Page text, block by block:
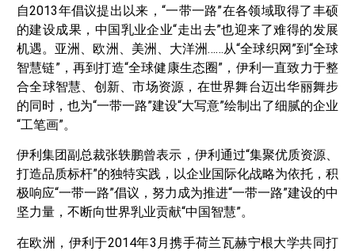
自2013年倡议提出以来，“一带一路”在各领域取得了丰硕
的建设成果，中国乳业企业“走出去”也迎来了难得的发展
机遇。亚洲、欧洲、美洲、大洋洲……从“全球织网”到“全球
智慧链”，再到打造“全球健康生态圈”，伊利一直致力于整
合全球智慧、创新、市场资源，在世界舞台迈出华丽舞步
的同时，也为“一带一路”建设“大写意”绘制出了细腻的企业
“工笔画”。
伊利集团副总裁张轶鹏曾表示，伊利通过“集聚优质资源、
打造品质标杆”的独特实践，以企业国际化战略为依托，积
极响应“一带一路”倡议，努力成为推进“一带一路”建设的中
坚力量，不断向世界乳业贡献“中国智慧”。
在欧洲，伊利于2014年3月携手荷兰瓦赫宁根大学共同打